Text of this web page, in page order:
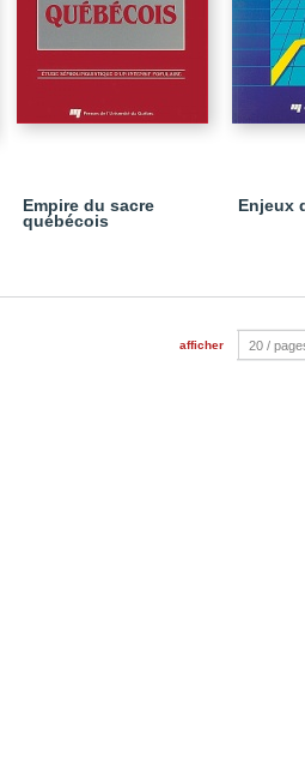
Empire du sacre
québécois
Enjeux
afficher 20 /